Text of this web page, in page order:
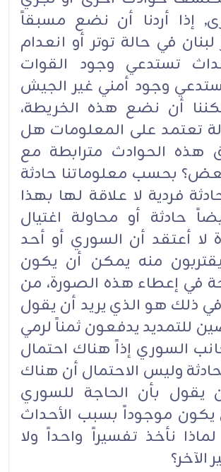
إذا أردنا أن نضع مسبقاً
لبنان في حالة توتر أو انعدام
تستدعي وجود القوات
وجود أمني غير الجيش
أن نضع هذه الخريطة،
تعتمد على المعلومات هل
هذه الحوادث مترابطة مع
بحسب معلوماتنا حادثة
فردية لا علاقة لها بهذا
حادثة أو محاولة اغتيال
لا أعتقد أن السوري أو أحد
منه يمكن أن يكون
في إعطاء هذه الصورة، من
ذلك هو الذي يريد أن يقول
للتمديد يدفعون ثمناً لرمي
السوري إذاً هناك احتمال
وليس الاحتمال أن هناك
يقول بأن الحاجة للسوري
موجوداً بسبب الأحداث
لماذا نأخذ تفسيراً واحداً ولا
الآخر؟‏